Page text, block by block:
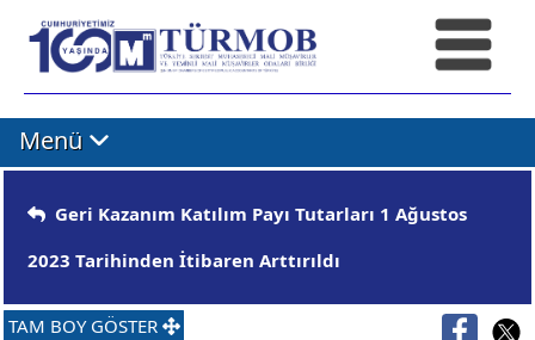
Menü
Geri Kazanım Katılım Payı Tutarları 1 Ağustos
2023 Tarihinden İtibaren Arttırıldı
TAM BOY GÖSTER